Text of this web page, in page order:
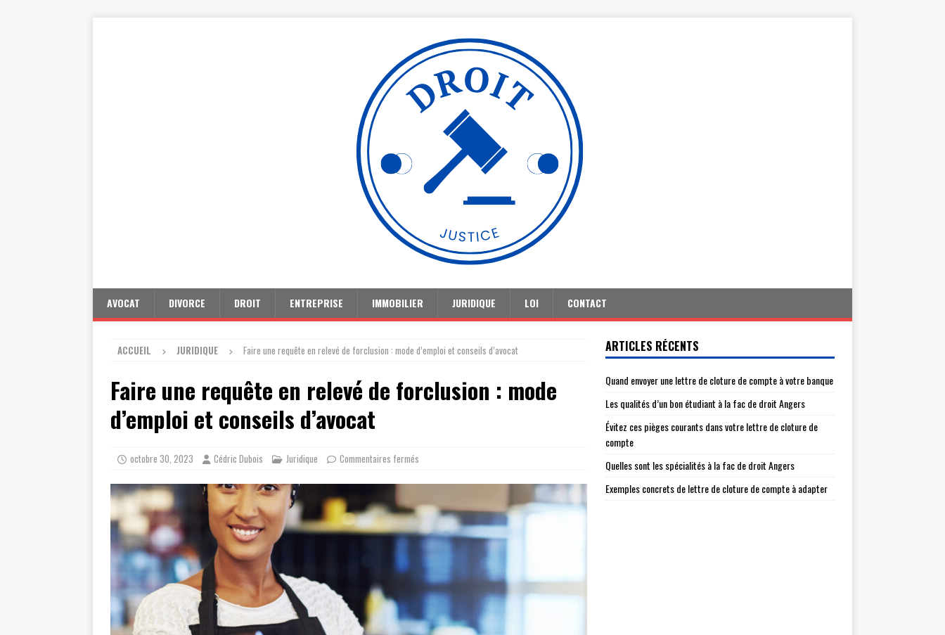
AVOCAT DIVORCE DROIT ENTREPRISE IMMOBILIER JURIDIQUE LOI CONTACT
ACCUEIL JURIDIQUE Faire une requête en relevé de forclusion : mode d’emploi et conseils d’avocat
Faire une requête en relevé de forclusion : mode
d’emploi et conseils d’avocat
octobre 30, 2023 Cédric Dubois Juridique Commentaires fermés
ARTICLES RÉCENTS
Quand envoyer une lettre de cloture de compte à votre banque
Les qualités d’un bon étudiant à la fac de droit Angers
Évitez ces pièges courants dans votre lettre de cloture de
compte
Quelles sont les spécialités à la fac de droit Angers
Exemples concrets de lettre de cloture de compte à adapter